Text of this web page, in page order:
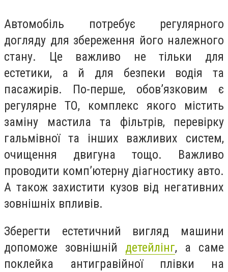
Автомобіль потребує регулярного
догляду для збереження його належного
стану. Це важливо не тільки для
естетики, а й для безпеки водія та
пасажирів. По-перше, обов’язковим є
регулярне ТО, комплекс якого містить
заміну мастила та фільтрів, перевірку
гальмівної та інших важливих систем,
очищення двигуна тощо. Важливо
проводити комп’ютерну діагностику авто.
А також захистити кузов від негативних
зовнішніх впливів.
Зберегти естетичний вигляд машини
допоможе зовнішній детейлінг, а саме
поклейка антигравійної плівки на